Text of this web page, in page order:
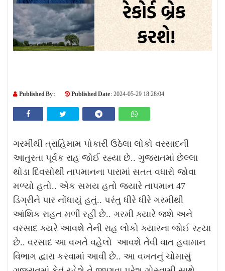
Published By : Published Date : 2024-05-29 18:28:04
ગરમીથી ત્રાહિમામ પોકારી ઉઠેલા લોકો વરસાદની
આતુરતા પૂર્વક રાહ જોઈ રહ્યા છે.. ગુજરાતમાં છેલ્લા
થોડા દિવસોથી તાપમાનના પારામાં સતત વધારો જોવા
મળ્યો હતો.. એક સમય હતો જ્યારે તાપમાન 47
ડિગ્રીને પાર નોંધાયું હતું.. પરંતુ ધીરે ધીરે ગરમીથી
આંશિક રાહત મળી રહી છે.. ગરમી ક્યારે જશે અને
વરસાદ ક્યરે આવશે તેની રાહ લોકો ક્યારના જોઈ રહ્યા
છે.. વરસાદ આ વખતે વહેલો આવશે તેવી વાત હવામાન
વિભાગ દ્વારા કરવામાં આવી છે.. આ વખતનું ચોમાસું